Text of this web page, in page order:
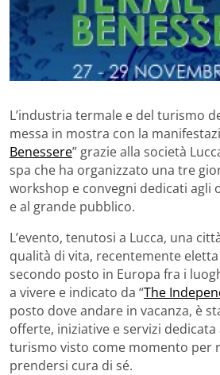
L’industria termale e del turismo
messa in mostra con la
Benessere” grazie alla società
spa che ha organizzato una tre
workshop e convegni dedicati
e al grande pubblico.
L’evento, tenutosi a Lucca, una
qualità di vita, recentemente eletta
secondo posto in Europa fra i
a vivere e indicato da “The
posto dove andare in vacanza, è
offerte, iniziative e servizi
turismo visto come momento per
prendersi cura di sé.